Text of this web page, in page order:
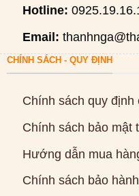
Hotline:
Email:
CHÍNH SÁCH - QUY ĐỊNH
Chính sách quy định
Chính sách bảo mật
Hướng dẫn mua
Chính sách bảo